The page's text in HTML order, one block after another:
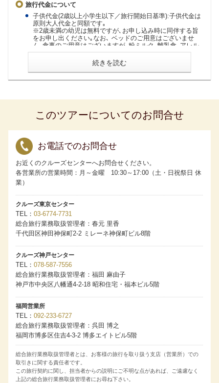
旅行代金について
子供代金(2歳以上小学生以下／旅行開始日基準):子供代金は
原則大人代金と同額です｡
※2歳未満の幼児は無料ですが､お申し込み時に同伴する旨
をお申し出ください｡なお､ ベッドのご用意はございませ
ん｡食事のご用意はございますが､粉ミルク､離乳食､アレル
ギ ー対応食はございませんので事前にご準備ください｡
取消料発生期間内に客室のご利用人数が減少した場合､取消
されたお客様には規定による取消料を､お一人様でご参加に
なられるお客様には規定による割増代金を追加で申し 受け
ます｡
取消料について
取消料発生期間内にお客様の申し出により旅行の契約内容
(客室タイプ)を変更される 場合は､旅行契約を一旦解除した
契約の代金が旧契約の代金よりも低額であれば､その差額に
ご参加条件
6ヵ月未満の乳幼児はご乗船いただけません。
15歳未満の方は､保護者の同行(同室)が条件となります｡幼児
15歳以上18歳未満の方は単独でもご参加いただけますが､お
申し込み時に保護者の同意書の提出が必要です｡
医療器具をお持ち込みされる場合はお申し込み時にお申し
出ください｡診断書および承諾書を提出いただく場合があり
ます｡
妊娠中の方はお申し込み時またはお早目にお申し出くださ
い｡運航会社指定の診断書および承諾書を提出いただきま
す｡
車いすなどの器具をご利用になっている方や心身に障害の
ある方、身体障害者補助犬（盲導犬、聴導犬、介助犬）を
お連れの方は、お申込み時にお申し出ください。
電動車いすをご使用の場合､前項のほか使用上の制限事項に
ついての承諾書の提出が必要となります｡なお､電動カート
体質上(アレルギー)の理由で食べ物に制限をお持ちのお客様
は､お申し込みの都度､お 申し出ください｡ご乗船後にメニ
ューについてご相談させていただきますが､必ずしも全ての
アレルゲンに対応できるとは限りません｡
天候による運航中止やスケジュール変更をはじめとした運
航会社の旅客運送約款内｢運航の中止･変更｣の規定による措
写真は全てイメージです｡
ゲストエンターテイナー等の撮影は原則としてご遠慮いた
だいております｡
テレビ･雑誌等の取材関係者が予告なく乗船する場合がござ
続きを読む
このツアーについてのお問合せ
お電話でのお問合せ
お近くのクルーズセンターへお問合せください。
各営業所の営業時間：月～金曜 10:30～17:00（土・日祝祭日 休
業）
クルーズ東京センター
TEL
03-6774-7731
総合旅行業務取扱管理者：春元 里香
千代田区神田神保町2-2 ミレーネ神保町ビル8階
クルーズ神戸センター
TEL
078-587-7556
総合旅行業務取扱管理者：福田 麻由子
神戸市中央区八幡通4-2-18 昭和住宅・福本ビル5階
福岡営業所
TEL
092-233-6727
総合旅行業務取扱管理者：呉田 博之
福岡市博多区住吉4-3-2 博多エイトビル5階
総合旅行業務取扱管理者とは、お客様の旅行を取り扱う支店（営業所）での
取引きに関する責任者です。
この旅行契約に関し、担当者からの説明にご不明な点があれば、ご遠慮なく
上記の総合旅行業務取扱管理者にお尋ね下さい。